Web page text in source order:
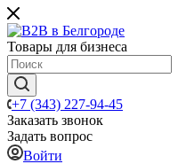
Товары для бизнеса
+7 (343) 227-94-45
Заказать звонок
Задать вопрос
Войти